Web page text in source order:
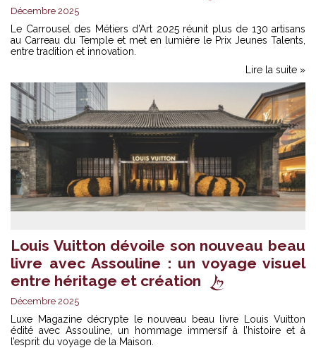
Décembre 2025
Le Carrousel des Métiers d’Art 2025 réunit plus de 130 artisans
au Carreau du Temple et met en lumière le Prix Jeunes Talents,
entre tradition et innovation.
Lire la suite »
Louis Vuitton dévoile son nouveau beau
livre avec Assouline : un voyage visuel
entre héritage et création
Décembre 2025
Luxe Magazine décrypte le nouveau beau livre Louis Vuitton
édité avec Assouline, un hommage immersif à l’histoire et à
l’esprit du voyage de la Maison.